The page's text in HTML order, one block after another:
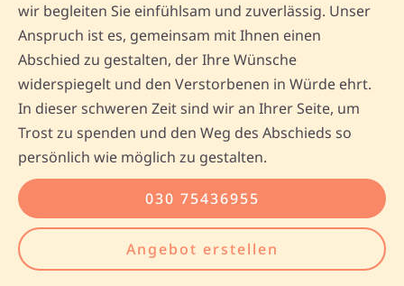
wir begleiten Sie einfühlsam und zuverlässig. Unser
Anspruch ist es, gemeinsam mit Ihnen einen
Abschied zu gestalten, der Ihre Wünsche
widerspiegelt und den Verstorbenen in Würde ehrt.
In dieser schweren Zeit sind wir an Ihrer Seite, um
Trost zu spenden und den Weg des Abschieds so
persönlich wie möglich zu gestalten.
030 75436955
Angebot erstellen